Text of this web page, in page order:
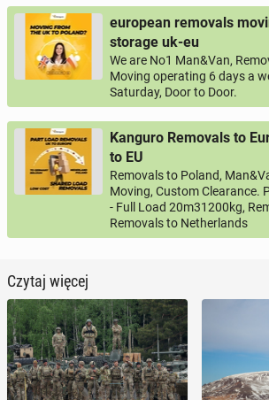
european removals
storage uk-eu
We are No1 Man&Van,
Moving operating 6 days a
Saturday, Door to Door.
Kanguro Removals to
to EU
Removals to Poland,
Moving, Custom Clearance.
- Full Load 20m31200kg,
Removals to Netherlands
Czytaj więcej